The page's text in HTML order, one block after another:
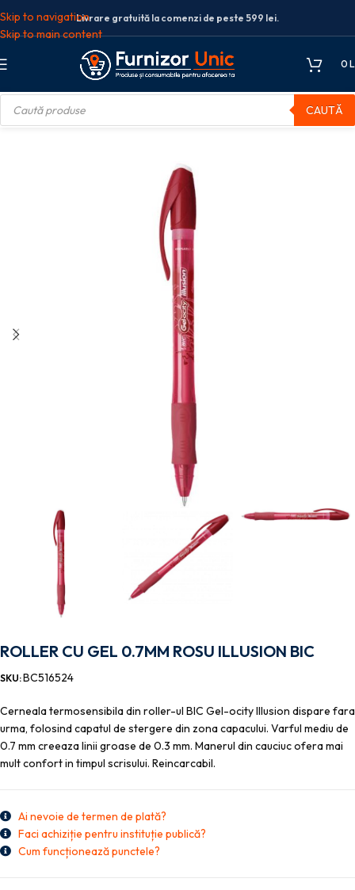
Skip to navigation
Skip to main content
Livrare gratuită la comenzi de peste 599 lei.
0
CAUTĂ
de scris
ROLLER CU GEL 0.7MM ROSU ILLUSION BIC
SKU:BC516524
Cerneala termosensibila din roller-ul BIC Gel-ocity Illusion dispare fara
urma, folosind capatul de stergere din zona capacului. Varful mediu de
0.7 mm creeaza linii groase de 0.3 mm. Manerul din cauciuc ofera mai
mult confort in timpul scrisului. Reincarcabil.
Ai nevoie de termen de plată?
Faci achiziție pentru instituție publică?
Cum funcționează punctele?